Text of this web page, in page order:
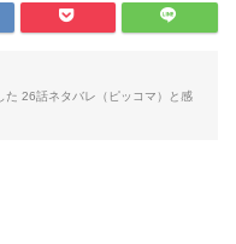
た 26話ネタバレ（ピッコマ）と感